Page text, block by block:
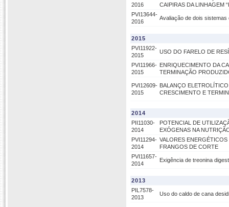
2016
CAIPIRAS DA LINHAGEM
PVI13644-
2016
Avaliação de dois
2015
PVI11922-
2015
USO DO FARELO DE
PVI11966-
2015
ENRIQUECIMENTO DA
TERMINAÇÃO
PVI12609-
2015
BALANÇO
CRESCIMENTO E
2014
PII11030-
2014
POTENCIAL DE
EXÓGENAS NA
PVI11294-
2014
VALORES
FRANGOS DE CORTE
PVI11657-
2014
Exigência de treonina
2013
PIL7578-
2013
Uso do caldo de cana